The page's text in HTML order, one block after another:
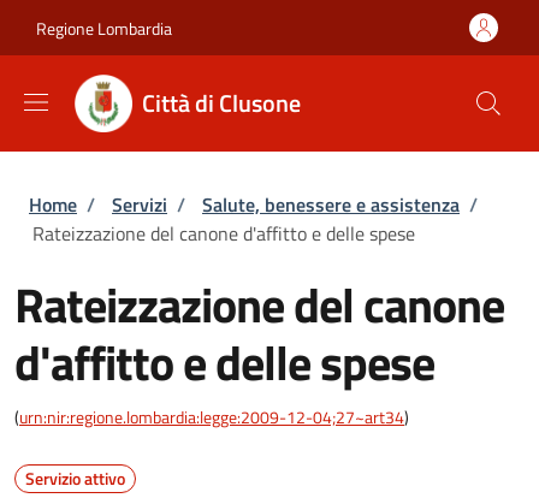
Regione Lombardia
Città di Clusone
Briciole di pane
Home / Servizi / Salute, benessere e assistenza /
Rateizzazione del canone d'affitto e delle spese
Rateizzazione del canone
d'affitto e delle spese
(urn:nir:regione.lombardia:legge:2009-12-04;27~art34)
Servizio attivo